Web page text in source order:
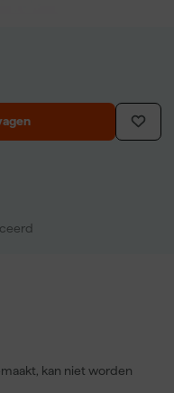
kan niet worden